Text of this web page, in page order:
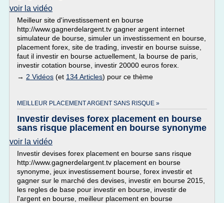
voir la vidéo
Meilleur site d'investissement en bourse
http://www.gagnerdelargent.tv gagner argent internet
simulateur de bourse, simuler un investissement en bourse,
placement forex, site de trading, investir en bourse suisse,
faut il investir en bourse actuellement, la bourse de paris,
investir cotation bourse, investir 20000 euros forex.
→ 2 Vidéos (et 134 Articles) pour ce thème
MEILLEUR PLACEMENT ARGENT SANS RISQUE »
Investir devises forex placement en bourse
sans risque placement en bourse synonyme
voir la vidéo
Investir devises forex placement en bourse sans risque
http://www.gagnerdelargent.tv placement en bourse
synonyme, jeux investissement bourse, forex investir et
gagner sur le marché des devises, investir en bourse 2015,
les regles de base pour investir en bourse, investir de
l'argent en bourse, meilleur placement en bourse